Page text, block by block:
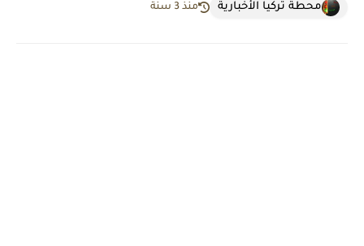
محطة تركيا الأخبارية منذ 3 سنة